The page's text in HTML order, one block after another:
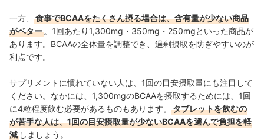
一方、
食事でBCAAをたくさん摂る場合は、含有量が少ない商品
がベター 。1回あたり1,300mg・350mg・250mgといった商品が
あります。BCAAの全体量を調整でき
、過剰摂取を防ぎやすいのが
利点です。
サプリメントに慣れていない人は、1回の目安摂取量にも注目して
ください。なかには、1,300mgのBCAAを摂取するためには、1回
に4粒程度飲む必要があるものもあります。
タブレットを飲むの
が苦手な人は、1回の目安摂取量が少ないBCAAを選んで負担を軽
減 しましょう。